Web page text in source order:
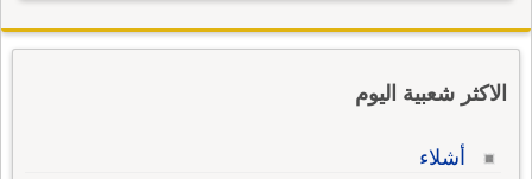
الاكثر شعبية اليوم
أشلاء